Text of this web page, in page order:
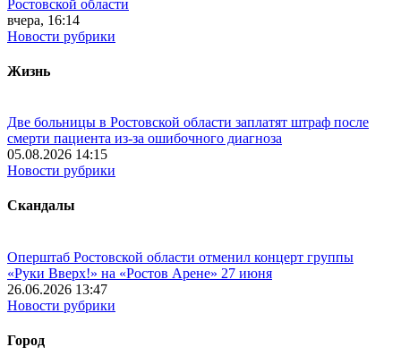
Ростовской области
вчера, 16:14
Новости рубрики
Жизнь
Две больницы в Ростовской области заплатят штраф после
смерти пациента из-за ошибочного диагноза
05.08.2026 14:15
Новости рубрики
Скандалы
Оперштаб Ростовской области отменил концерт группы
«Руки Вверх!» на «Ростов Арене» 27 июня
26.06.2026 13:47
Новости рубрики
Город